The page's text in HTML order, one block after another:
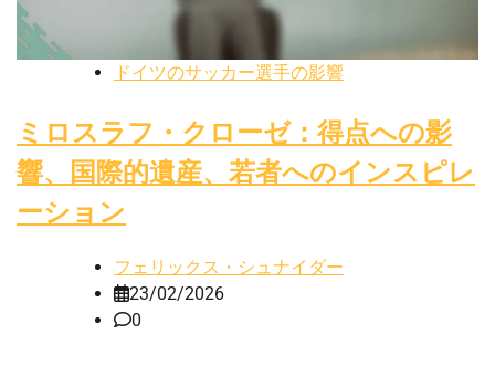
ドイツのサッカー選手の影響
ミロスラフ・クローゼ：得点への影
響、国際的遺産、若者へのインスピレ
ーション
フェリックス・シュナイダー
23/02/2026
0